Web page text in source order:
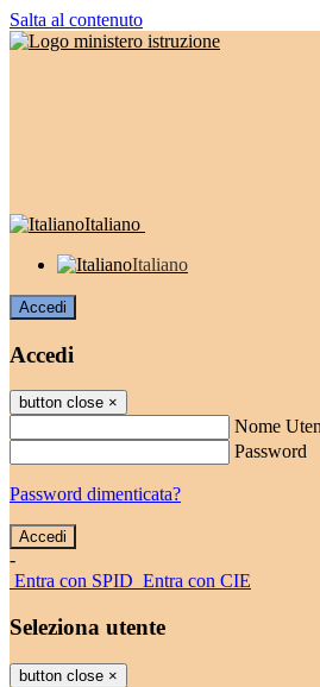
Salta al contenuto
Italiano
Italiano
Accedi
Accedi
button close ×
Nome
Password
Password dimenticata?
-
Entra con SPID Entra con CIE
Seleziona utente
button close ×